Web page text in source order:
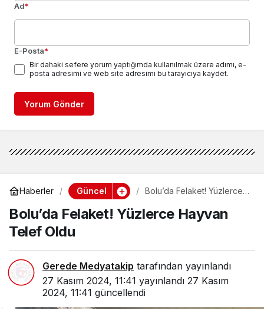
Ad*
E-Posta*
Bir dahaki sefere yorum yaptığımda kullanılmak üzere adımı, e-
posta adresimi ve web site adresimi bu tarayıcıya kaydet.
Yorum Gönder
Haberler Güncel
Bolu’da Felaket! Yüzlerce
Bolu’da Felaket! Yüzlerce Hayvan
Telef Oldu
Gerede Medyatakip tarafından yayınlandı
27 Kasım 2024, 11:41 yayınlandı 27 Kasım
2024, 11:41 güncellendi